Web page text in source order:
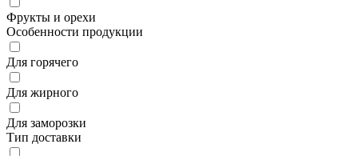
Фрукты и орехи
Особенности продукции
Для горячего
Для жирного
Для заморозки
Тип доставки